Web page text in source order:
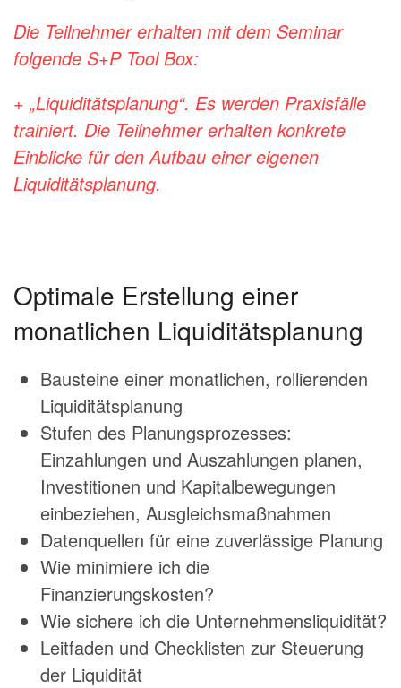
Die Teilnehmer erhalten mit dem Seminar
folgende S+P Tool Box:
+ „Liquiditätsplanung“. Es werden Praxisfälle
trainiert. Die Teilnehmer erhalten konkrete
Einblicke für den Aufbau einer eigenen
Liquiditätsplanung.
Optimale Erstellung einer
monatlichen Liquiditätsplanung
Bausteine einer monatlichen, rollierenden
Liquiditätsplanung
Stufen des Planungsprozesses:
Einzahlungen und Auszahlungen planen,
Investitionen und Kapitalbewegungen
einbeziehen, Ausgleichsmaßnahmen
Datenquellen für eine zuverlässige Planung
Wie minimiere ich die
Finanzierungskosten?
Wie sichere ich die Unternehmensliquidität?
Leitfaden und Checklisten zur Steuerung
der Liquidität